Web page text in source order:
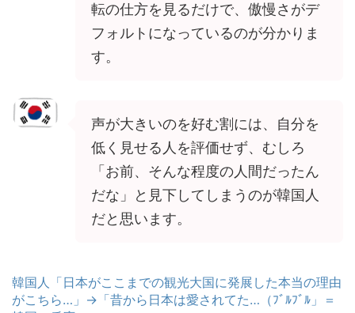
転の仕方を見るだけで、傲慢さがデ
フォルトになっているのが分かりま
す。
声が大きいのを好む割には、自分を
低く見せる人を評価せず、むしろ
「お前、そんな程度の人間だったん
だな」と見下してしまうのが韓国人
だと思います。
韓国人「日本がここまでの観光大国に発展した本当の理由
がこちら…」→「昔から日本は愛されてた…（ﾌﾞﾙﾌﾞﾙ」＝